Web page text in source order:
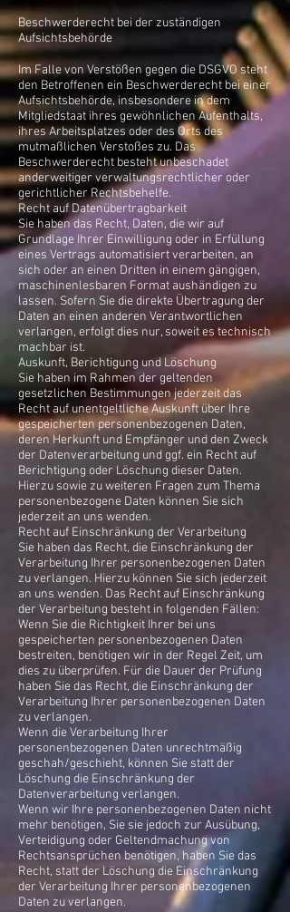
Beschwerderecht bei der zuständigen
Aufsichtsbehörde
Im Falle von Verstößen gegen die DSGVO steht
den Betroffenen ein Beschwerderecht bei einer
Aufsichtsbehörde, insbesondere in dem
Mitgliedstaat ihres gewöhnlichen Aufenthalts,
ihres Arbeitsplatzes oder des Orts des
mutmaßlichen Verstoßes zu. Das
Beschwerderecht besteht unbeschadet
anderweitiger verwaltungsrechtlicher oder
gerichtlicher Rechtsbehelfe.
Recht auf Datenübertragbarkeit
Sie haben das Recht, Daten, die wir auf
Grundlage Ihrer Einwilligung oder in Erfüllung
eines Vertrags automatisiert verarbeiten, an
sich oder an einen Dritten in einem gängigen,
maschinenlesbaren Format aushändigen zu
lassen. Sofern Sie die direkte Übertragung der
Daten an einen anderen Verantwortlichen
verlangen, erfolgt dies nur, soweit es technisch
machbar ist.
Auskunft, Berichtigung und Löschung
Sie haben im Rahmen der geltenden
gesetzlichen Bestimmungen jederzeit das
Recht auf unentgeltliche Auskunft über Ihre
gespeicherten personenbezogenen Daten,
deren Herkunft und Empfänger und den Zweck
der Datenverarbeitung und ggf. ein Recht auf
Berichtigung oder Löschung dieser Daten.
Hierzu sowie zu weiteren Fragen zum Thema
personenbezogene Daten können Sie sich
jederzeit an uns wenden.
Recht auf Einschränkung der Verarbeitung
Sie haben das Recht, die Einschränkung der
Verarbeitung Ihrer personenbezogenen Daten
zu verlangen. Hierzu können Sie sich jederzeit
an uns wenden. Das Recht auf Einschränkung
der Verarbeitung besteht in folgenden Fällen:
Wenn Sie die Richtigkeit Ihrer bei uns
gespeicherten personenbezogenen Daten
bestreiten, benötigen wir in der Regel Zeit, um
dies zu überprüfen. Für die Dauer der Prüfung
haben Sie das Recht, die Einschränkung der
Verarbeitung Ihrer personenbezogenen Daten
zu verlangen.
Wenn die Verarbeitung Ihrer
personenbezogenen Daten unrechtmäßig
geschah/geschieht, können Sie statt der
Löschung die Einschränkung der
Datenverarbeitung verlangen.
Wenn wir Ihre personenbezogenen Daten nicht
mehr benötigen, Sie sie jedoch zur Ausübung,
Verteidigung oder Geltendmachung von
Rechtsansprüchen benötigen, haben Sie das
Recht, statt der Löschung die Einschränkung
der Verarbeitung Ihrer personenbezogenen
Daten zu verlangen.